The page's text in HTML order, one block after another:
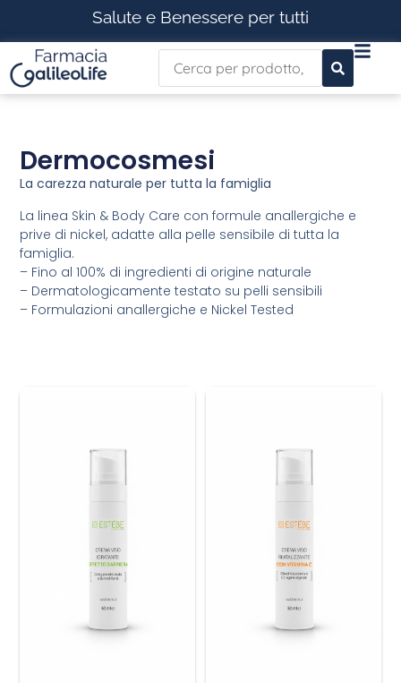
Salute e Benessere per tutti
Dermocosmesi
La carezza naturale per tutta la famiglia
La linea Skin & Body Care con formule anallergiche e
prive di nickel, adatte alla pelle sensibile di tutta la
famiglia.
– Fino al 100% di ingredienti di origine naturale
– Dermatologicamente testato su pelli sensibili
– Formulazioni anallergiche e Nickel Tested